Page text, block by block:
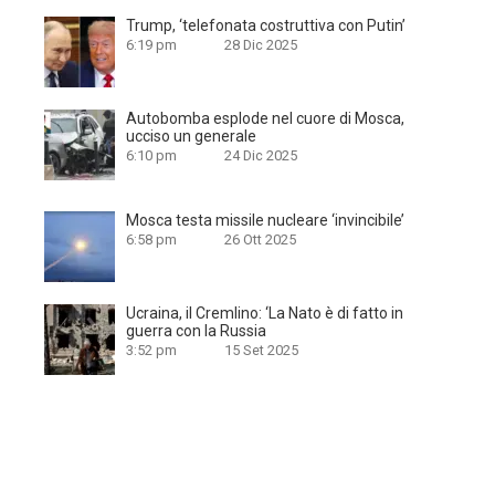
Trump, ‘telefonata costruttiva con Putin’
6:19 pm 28 Dic 2025
Autobomba esplode nel cuore di Mosca,
ucciso un generale
6:10 pm 24 Dic 2025
Mosca testa missile nucleare ‘invincibile’
6:58 pm 26 Ott 2025
Ucraina, il Cremlino: ‘La Nato è di fatto in
guerra con la Russia
3:52 pm 15 Set 2025